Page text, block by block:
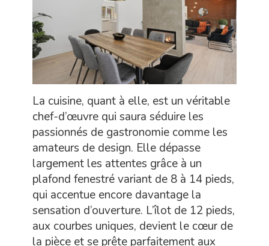
La cuisine, quant à elle, est un véritable
chef-d’œuvre qui saura séduire les
passionnés de gastronomie comme les
amateurs de design. Elle dépasse
largement les attentes grâce à un
plafond fenestré variant de 8 à 14 pieds,
qui accentue encore davantage la
sensation d’ouverture. L’îlot de 12 pieds,
aux courbes uniques, devient le cœur de
la pièce et se prête parfaitement aux